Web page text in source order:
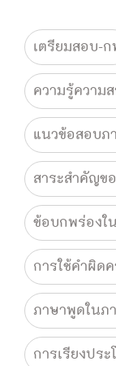
เตรียมสอบ-
ความรู้ความ
แนวข้อสอบภ
สาระสำคัญข
ข้อบกพร่องใ
การใช้คำผิด
ภาษาพูดในภ
การเรียงประ